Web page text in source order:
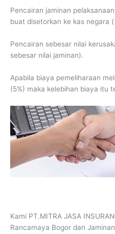
Pencairan jaminan
buat disetorkan ke kas negara
Pencairan sebesar nilai
sebesar nilai jaminan).
Apabila biaya pemeliharaan
(5%) maka kelebihan biaya itu
Kami PT.MITRA JASA
Rancamaya Bogor dan